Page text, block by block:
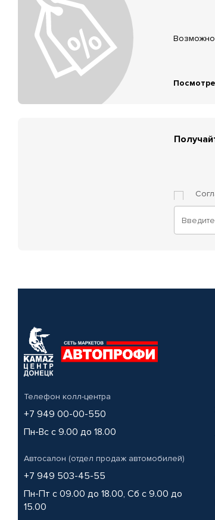
Телефон колл-центра
+7 949 00-00-550
Пн-Вс с 9.00 до 18.00
Автосалон (отдел продаж автомобилей)
+7 949 503-45-55
Пн-Пт с 09.00 до 18.00, Сб с 9.00 до
15.00